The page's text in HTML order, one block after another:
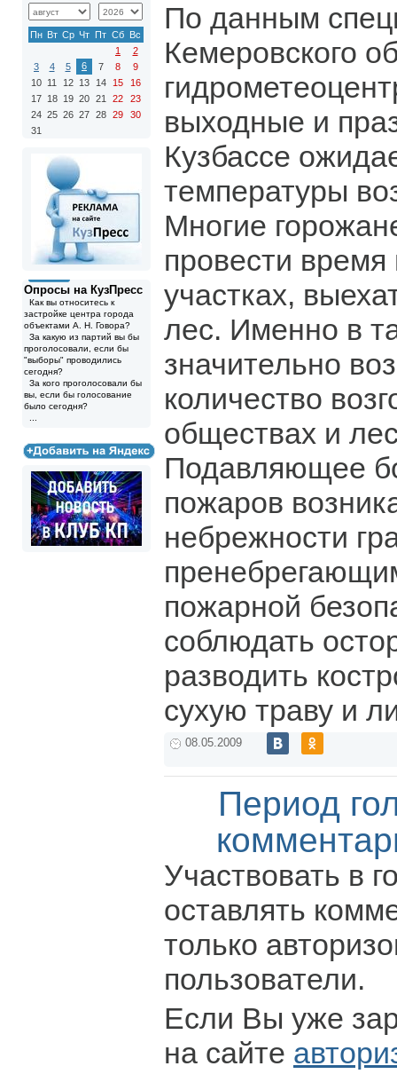
Пн Вт Ср Чт Пт Сб Вс
1
2
3
4 5 6 7 8
9
10 11 12 13 14 15
16
17 18 19 20 21 22
23
24 25 26 27 28 29
30
31
Опросы на КузПресс
Как вы относитесь к
застройке центра города
объектами А. Н. Говора?
За какую из партий вы бы
проголосовали, если бы
"выборы" проводились
сегодня?
За кого проголосовали бы
вы, если бы голосование
было сегодня?
По данным
Кемеровского
выходные и
Кузбассе
температуры
Многие
провести
участках,
лес. Именно в
значительно
количество
обществах и
Подавляющее
пожаров
небрежности
пожарной
соблюдать
разводить
сухую траву и
08.05.2009
Период
Участвовать в
оставлять
только
пользователи.
Если Вы уже
на сайте